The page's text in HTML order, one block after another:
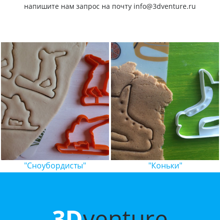
напишите нам запрос на почту info@3dventure.ru
"Сноубордисты" "Коньки"